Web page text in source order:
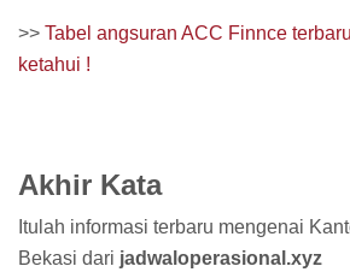
>> Tabel angsuran ACC Finnce
ketahui !
Akhir Kata
Itulah informasi terbaru mengenai
Bekasi dari jadwaloperasional.xyz